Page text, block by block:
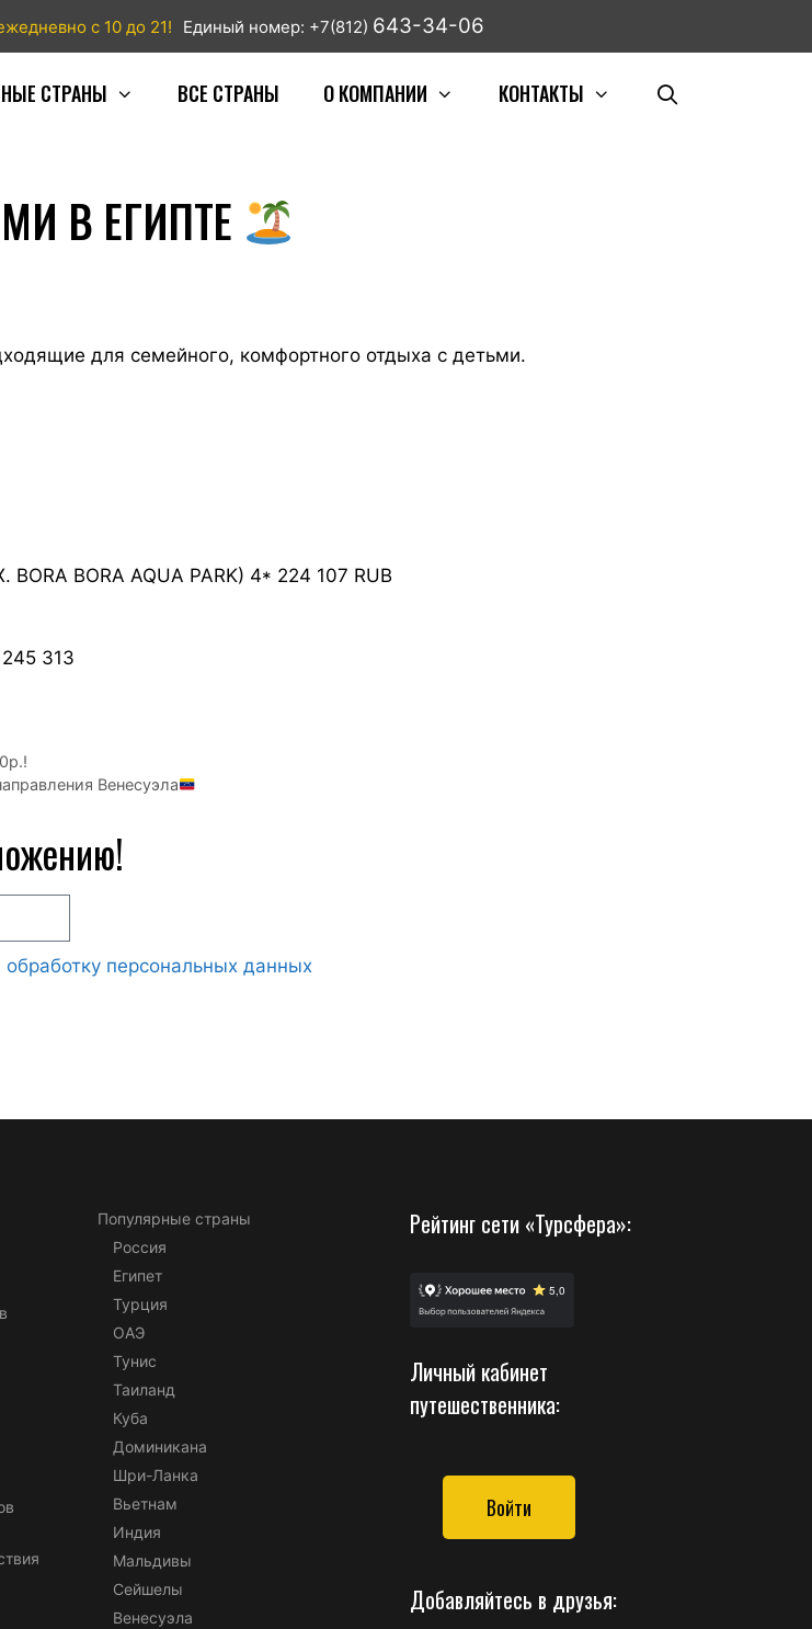
с 10 до 21! Единый номер: +7(812) 643-34-06
СТРАНЫ ВСЕ СТРАНЫ О КОМПАНИИ КОНТАКТЫ
В ЕГИПТЕ
для семейного, комфортного отдыха с детьми.
BORA BORA AQUA PARK) 4* 224 107 RUB
245 313
Венесуэла
обработку персональных данных
Популярные страны
Россия
Египет
Турция
ОАЭ
Тунис
Таиланд
Куба
Доминикана
Шри-Ланка
Вьетнам
Индия
Мальдивы
Сейшелы
Венесуэла
Рейтинг сети «Турсфера»:
Личный кабинет
путешественника:
Войти
Добавляйтесь в друзья: